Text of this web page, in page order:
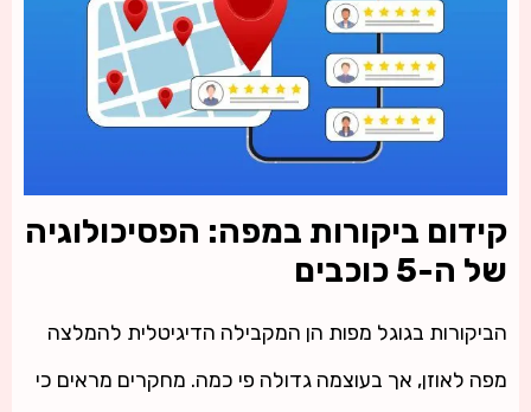
קידום ביקורות במפה: הפסיכולוגיה
של ה-5 כוכבים
הביקורות בגוגל מפות הן המקבילה הדיגיטלית להמלצה
מפה לאוזן, אך בעוצמה גדולה פי כמה. מחקרים מראים כי